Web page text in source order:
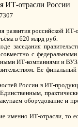
ИТ-отрасли России
развития российской
в 620 млрд руб.
заседания
с
ИТ-компаниями и
Ее
России в ИТ-
оборудование и
именно ИТ-отрасли, то